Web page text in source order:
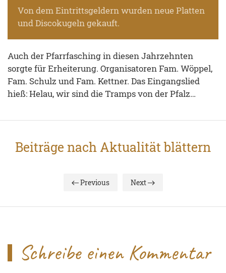
Von dem Eintrittsgeldern wurden neue Platten
und Discokugeln gekauft.
Auch der Pfarrfasching in diesen Jahrzehnten
sorgte für Erheiterung. Organisatoren Fam. Wöppel,
Fam. Schulz und Fam. Kettner. Das Eingangslied
hieß: Helau, wir sind die Tramps von der Pfalz…
Beiträge nach Aktualität blättern
Previous Next
Schreibe einen Kommentar